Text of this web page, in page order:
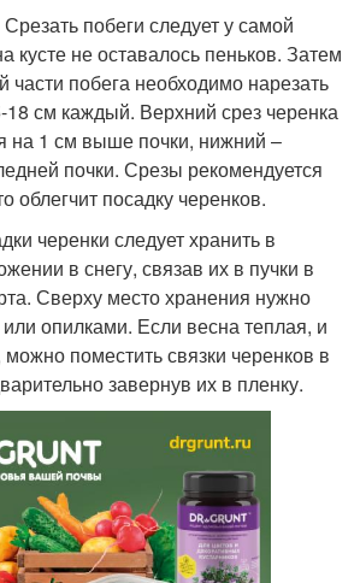
побеги следует у самой
кусте не оставалось пеньков. Затем
части побега необходимо нарезать
18 см каждый. Верхний срез черенка
на 1 см выше почки, нижний –
почки. Срезы рекомендуется
облегчит посадку черенков.
черенки следует хранить в
в снегу, связав их в пучки в
Сверху место хранения нужно
опилками. Если весна теплая, и
поместить связки черенков в
завернув их в пленку.